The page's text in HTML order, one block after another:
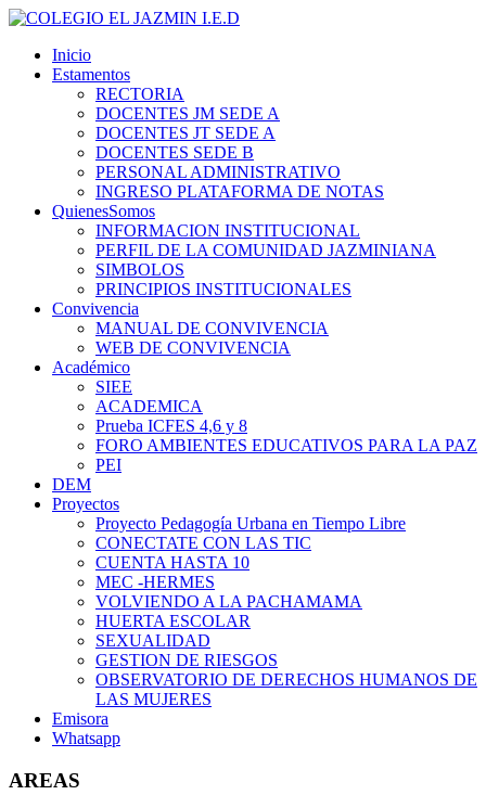
Inicio
Estamentos
RECTORIA
DOCENTES JM SEDE A
DOCENTES JT SEDE A
DOCENTES SEDE B
PERSONAL ADMINISTRATIVO
INGRESO PLATAFORMA DE NOTAS
QuienesSomos
INFORMACION INSTITUCIONAL
PERFIL DE LA COMUNIDAD JAZMINIANA
SIMBOLOS
PRINCIPIOS INSTITUCIONALES
Convivencia
MANUAL DE CONVIVENCIA
WEB DE CONVIVENCIA
Académico
SIEE
ACADEMICA
Prueba ICFES 4,6 y 8
FORO AMBIENTES EDUCATIVOS PARA LA PAZ
PEI
DEM
Proyectos
Proyecto Pedagogía Urbana en Tiempo Libre
CONECTATE CON LAS TIC
CUENTA HASTA 10
MEC -HERMES
VOLVIENDO A LA PACHAMAMA
HUERTA ESCOLAR
SEXUALIDAD
GESTION DE RIESGOS
OBSERVATORIO DE DERECHOS HUMANOS DE
LAS MUJERES
Emisora
Whatsapp
AREAS